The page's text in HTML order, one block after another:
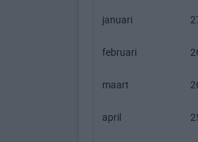
januari
februari
maart
april